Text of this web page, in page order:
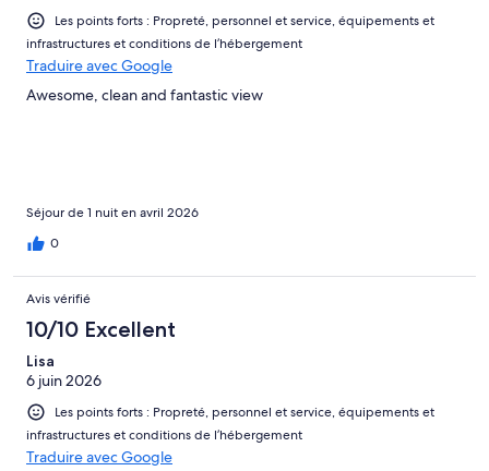
Les points forts : Propreté, personnel et service, équipements et
infrastructures et conditions de l’hébergement
Traduire avec Google
Awesome, clean and fantastic view
Séjour de 1 nuit en avril 2026
0
Avis vérifié
10/10 Excellent
Lisa
6 juin 2026
Les points forts : Propreté, personnel et service, équipements et
infrastructures et conditions de l’hébergement
Traduire avec Google